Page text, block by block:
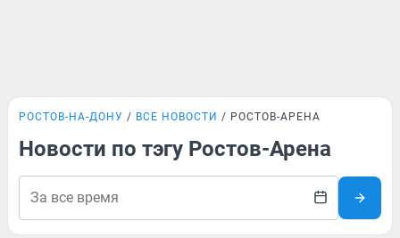
РОСТОВ-НА-ДОНУ ВСЕ НОВОСТИ РОСТОВ-АРЕНА
Новости по тэгу Ростов-Арена